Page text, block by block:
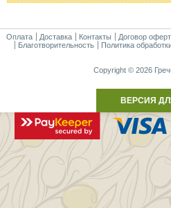
Оплата Доставка Контакты Договор
Благотворительность
Политика
Copyright © 2026
ВЕРСИЯ